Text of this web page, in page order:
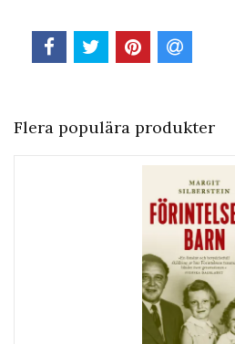
Flera populära produkter